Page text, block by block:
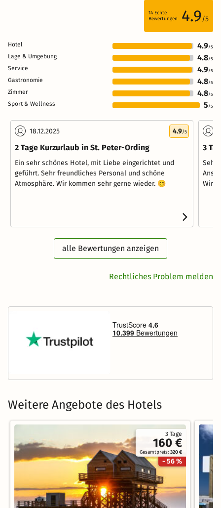
14 Echte
Bewertungen
4.9/5
Hotel 4.9/5
Lage & Umgebung 4.8/5
Service 4.9/5
Gastronomie 4.8/5
Zimmer 4.8/5
Sport & Wellness 5 /5
18.12.2025 4.9/5
2 Tage Kurzurlaub in St. Peter-Ording
Ein sehr schönes Hotel, mit Liebe eingerichtet und
geführt. Sehr freundliches Personal und schöne
Atmosphäre. Wir kommen sehr gerne wieder. 😊
3
Sehr
Wir
alle Bewertungen anzeigen
Rechtliches Problem melden
Weitere Angebote des Hotels
3 Tage
160 €
Gesamtpreis:320 €
- 56 %